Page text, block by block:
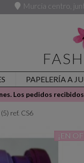
Murcia centro,
PAPELERÍA A
Los pedidos
ref. CS6
¡EN